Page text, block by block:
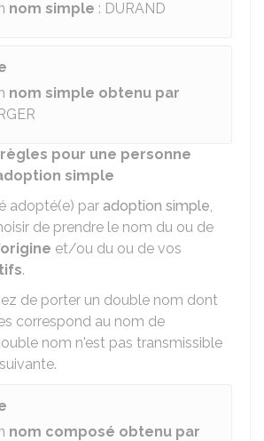
nom simple : DURAND
nom simple obtenu par
pour une personne
simple
adopté(e) par adoption simple,
de prendre le nom du ou de
et/ou du ou de vos
.
de porter un double nom dont
correspond au nom de
nom n'est pas transmissible
nom composé obtenu par